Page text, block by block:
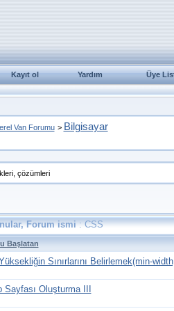
Kayıt ol Yardım Üye
Van Forumu > Bilgisayar
çözümleri
Forum ismi: CSS
Başlatan
Sınırlarını Belirlemek(min-
Oluşturma III